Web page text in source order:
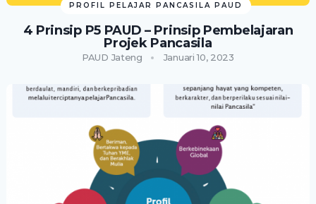
PROFIL PELAJAR PANCASILA PAUD
4 Prinsip P5 PAUD – Prinsip Pembelajaran
Projek Pancasila
PAUD Jateng Januari 10, 2023